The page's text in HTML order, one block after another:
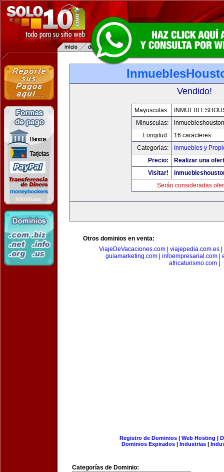
Vendido!
Mayusculas:
Minusculas:
Longitud:
16 caracteres
Categorias:
Inmuebles y
Precio:
Realizar una
Visitar!
Serán consideradas
Otros dominios en venta:
ViajeDeVacaciones.com
viajepedia.com.es
guiamarketing.com| infoempresarial.com|
africaturismo.com
Registro de Dominios| Web Hosting |
Dominios Expirados | Industrias |
Categorías de Dominio: